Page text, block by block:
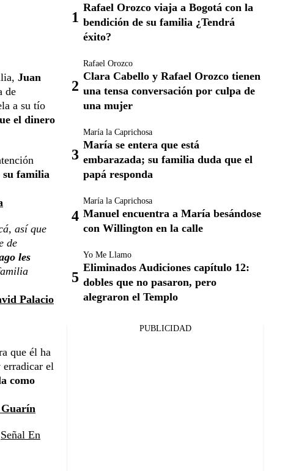
Juan
de
a su tío
el dinero
su familia
así que
de
les
Palacio
que él ha
erradicar el
como
Guarín
Señal En
Rafael Orozco viaja a Bogotá con la
bendición de su familia ¿Tendrá
éxito?
Rafael Orozco
Clara Cabello y Rafael Orozco tienen
una tensa conversación por culpa de
una mujer
María la Caprichosa
María se entera que está
embarazada; su familia duda que el
papá responda
María la Caprichosa
Manuel encuentra a María besándose
con Willington en la calle
Yo Me Llamo
Eliminados Audiciones capítulo 12:
dobles que no pasaron, pero
alegraron el Templo
PUBLICIDAD